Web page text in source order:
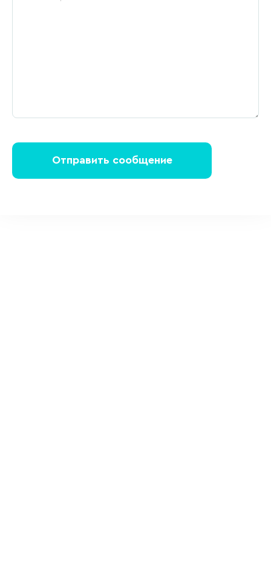
Отправить сообщение